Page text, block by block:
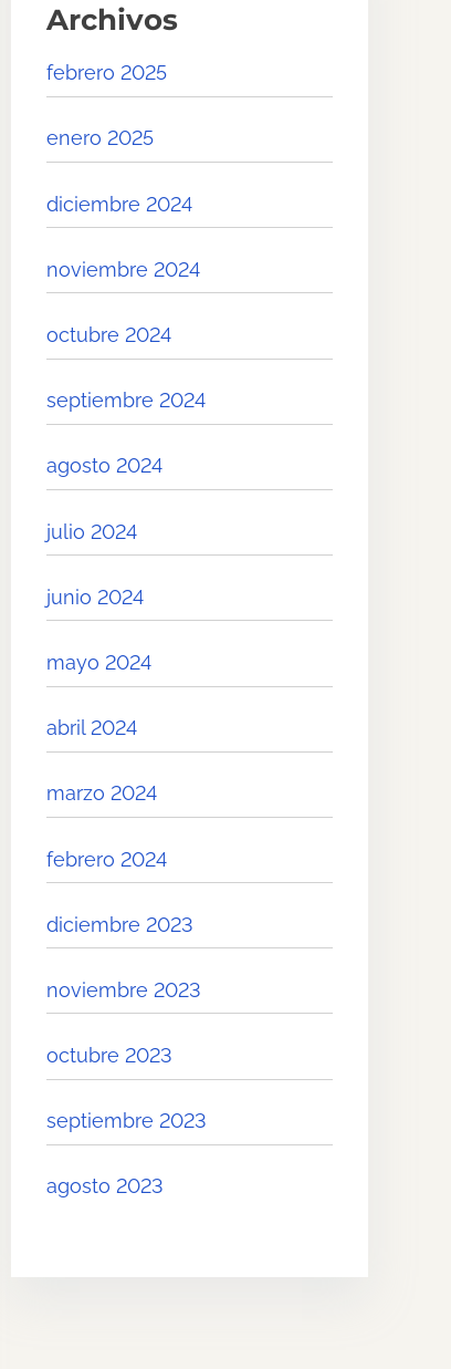
Archivos
febrero 2025
enero 2025
diciembre 2024
noviembre 2024
octubre 2024
septiembre 2024
agosto 2024
julio 2024
junio 2024
mayo 2024
abril 2024
marzo 2024
febrero 2024
diciembre 2023
noviembre 2023
octubre 2023
septiembre 2023
agosto 2023